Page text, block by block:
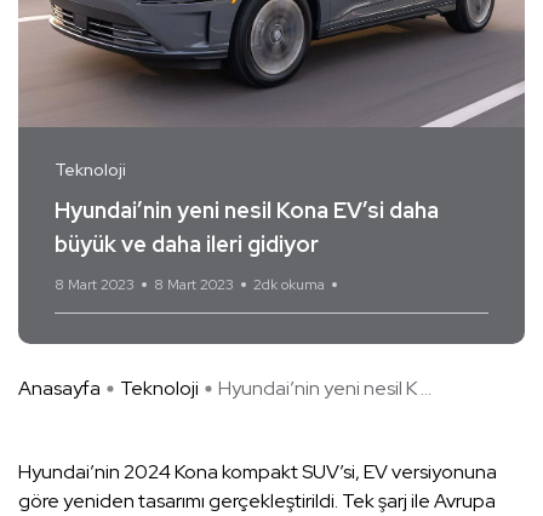
Teknoloji
Hyundai’nin yeni nesil Kona EV’si daha
büyük ve daha ileri gidiyor
8 Mart 2023 8 Mart 2023 2dk okuma
Anasayfa Teknoloji Hyundai’nin yeni nesil K ...
Hyundai’nin 2024 Kona kompakt SUV’si, EV versiyonuna
göre yeniden tasarımı gerçekleştirildi. Tek şarj ile Avrupa